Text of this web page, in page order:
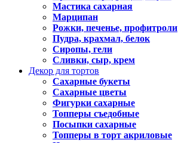
Мастика сахарная
Марципан
Рожки, печенье, профитроли
Пудра, крахмал, белок
Сиропы, гели
Сливки, сыр, крем
Декор для тортов
Сахарные букеты
Сахарные цветы
Фигурки сахарные
Топперы съедобные
Посыпки сахарные
Топперы в торт акриловые